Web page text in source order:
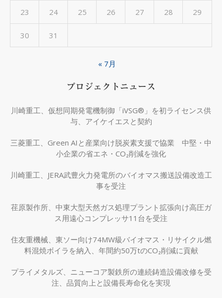
23 24 25 26 27 28 29
30 31
« 7月
プロジェクトニュース
川崎重工、仮想同期発電機制御「iVSG®」を初ライセンス供
与、アイケイエスと契約
三菱重工、Green AIと産業向け脱炭素支援で協業 中堅・中
小企業の省エネ・CO₂削減を強化
川崎重工、JERA武豊火力発電所のバイオマス搬送設備改造工
事を受注
荏原製作所、中東大型天然ガス処理プラント拡張向け高圧ガ
ス用遠心コンプレッサ11台を受注
住友重機械、東ソー向け74MW級バイオマス・リサイクル燃
料混焼ボイラを納入、年間約50万tのCO₂削減に貢献
プライメタルズ、ニューコア製鉄所の連続鋳造設備改修を受
注、品質向上と設備長寿命化を実現